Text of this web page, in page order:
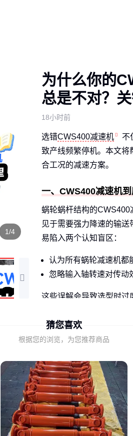
1/4
为什么你的
总是不对？
18小时前
选错CWS400减速机
不
致产线频繁停机。本文
合工况的减速方案。
一、CWS400减速机
蜗轮蜗杆结构的
见于需要强力降速的输
易陷入两个认知盲区：
认为所有蜗轮减速机都
忽略输入轴转速对传动
这些误解会导致选型时过
二、为什么同样的
在三个容易被忽视的维度
散热条件：密闭空间连
冲击频次：每小时超过
润滑维护：倾斜安装时
猜您喜欢
根据您的浏览，为您推荐商品